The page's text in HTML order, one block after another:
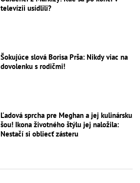
televízii usídlili?
Šokujúce slová Borisa Prša: Nikdy viac na
dovolenku s rodičmi!
Ľadová sprcha pre Meghan a jej kulinársku
šou! Ikona životného štýlu jej naložila:
Nestačí si obliecť zásteru